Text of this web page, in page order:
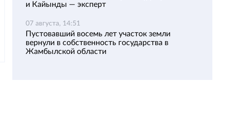
и Кайынды — эксперт
07 августа, 14:51
Пустовавший восемь лет участок земли
вернули в собственность государства в
Жамбылской области